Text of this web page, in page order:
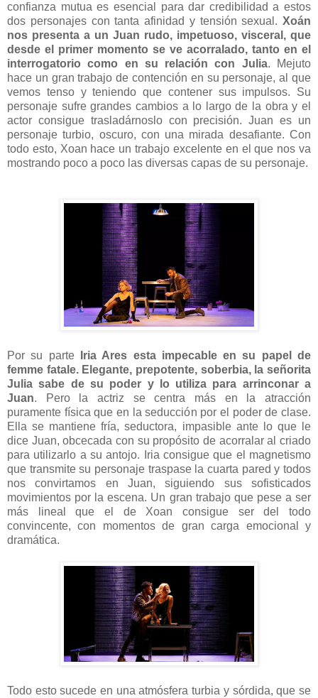
confianza mutua es esencial para dar credibilidad a estos
dos personajes con tanta afinidad y tensión sexual. Xoán
nos presenta a un Juan rudo, impetuoso, visceral, que
desde el primer momento se ve acorralado, tanto en el
interrogatorio como en su relación con Julia. Mejuto
hace un gran trabajo de contención en su personaje, al que
vemos tenso y teniendo que contener sus impulsos. Su
personaje sufre grandes cambios a lo largo de la obra y el
actor consigue trasladárnoslo con precisión. Juan es un
personaje turbio, oscuro, con una mirada desafiante. Con
todo esto, Xoan hace un trabajo excelente en el que nos va
mostrando poco a poco las diversas capas de su personaje.
Por su parte
Iria Ares esta impecable en su papel de
femme fatale. Elegante, prepotente, soberbia, la señorita
Julia sabe de su poder y lo utiliza para arrinconar a
Juan. Pero la actriz se centra más en la atracción
puramente física que en la seducción por el poder de clase.
Ella se mantiene fría, seductora, impasible ante lo que le
dice Juan, obcecada con su propósito de acorralar al criado
para utilizarlo a su antojo. Iria consigue que el magnetismo
que transmite su personaje traspase la cuarta pared y todos
nos convirtamos en Juan, siguiendo sus sofisticados
movimientos por la escena. Un gran trabajo que pese a ser
más lineal que el de Xoan consigue ser del todo
convincente, con momentos de gran carga emocional y
dramática.
Todo esto sucede en una atmósfera turbia y sórdida, que se